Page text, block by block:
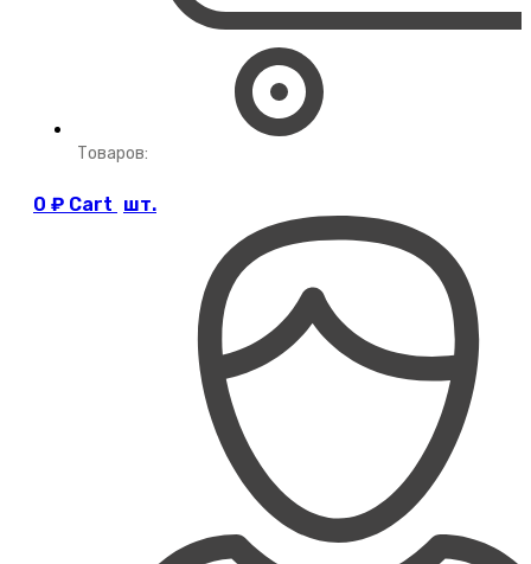
Товаров:
0 ₽ Cart